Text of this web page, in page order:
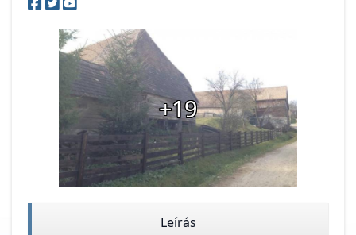
+19
Leírás